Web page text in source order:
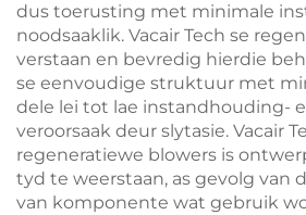
dus toerusting met minimale
noodsaaklik. Vacair Tech se
verstaan en bevredig hierdie
se eenvoudige struktuur met
dele lei tot lae instandhouding-
veroorsaak deur slytasie. Vacair
regeneratiewe blowers is
tyd te weerstaan, as gevolg van
van komponente wat gebruik